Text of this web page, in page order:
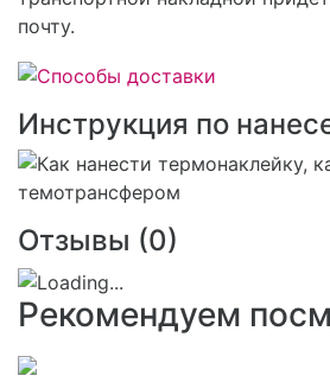
почту.
Инструкция по
Отзывы (0)
Рекомендуем